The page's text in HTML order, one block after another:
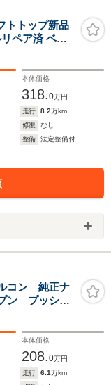
トップ新品
ペア済 ベー
本体価格
318.0万円
走行 8.2万km
修復
なし
整備
法定整備付
コン 純正ナ
ン プッシュ
トヒータ
ト ディスチ
本体価格
208.0万円
走行 6.1万km